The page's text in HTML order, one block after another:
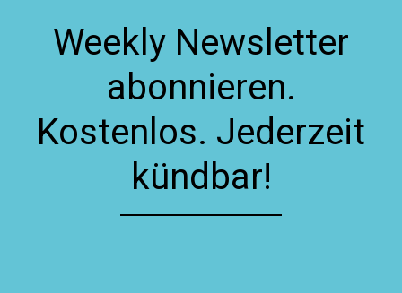
Weekly Newsletter
abonnieren.
Kostenlos. Jederzeit
kündbar!